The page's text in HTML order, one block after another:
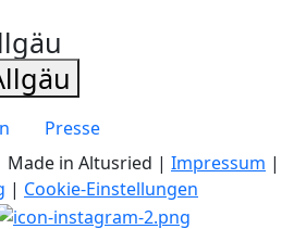
Presse
in Altusried | Impressum |
| Cookie-Einstellungen